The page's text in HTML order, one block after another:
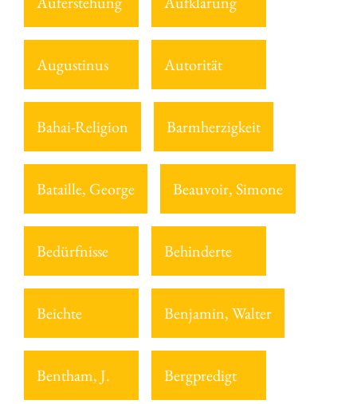
Augustinus Autorität
Bahai-Religion Barmherzigkeit
Bataille, George Beauvoir, Simone
Bedürfnisse Behinderte
Beichte Benjamin, Walter
Bentham, J. Bergpredigt